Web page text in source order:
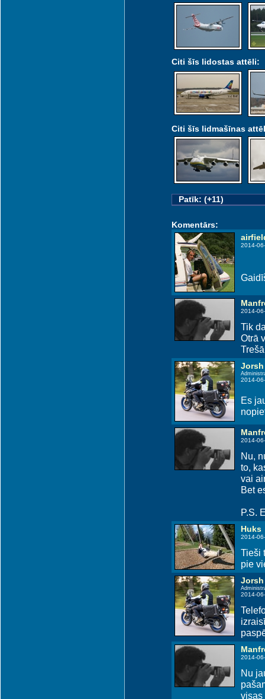
Citi šīs lidostas attēli:
Citi šīs lidmašīnas
Patīk: (+11)
Komentārs:
2014-
2014-
Tik
Otrā
Jorsh
2014-
Es
2014-
Nu,
to,
vai
Bet
P.S.
Huks
2014-
Tieši
pie
Jorsh
2014-
2014-
Nu
visas